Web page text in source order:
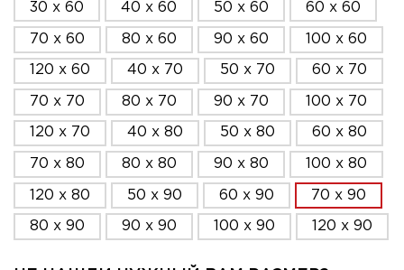
30 x 60 40 x 60 50 x 60 60 x 60
70 x 60 80 x 60 90 x 60 100 x 60
120 x 60 40 x 70 50 x 70 60 x 70
70 x 70 80 x 70 90 x 70 100 x 70
120 x 70 40 x 80 50 x 80 60 x 80
70 x 80 80 x 80 90 x 80 100 x 80
120 x 80 50 x 90 60 x 90 70 x 90
80 x 90 90 x 90 100 x 90 120 x 90